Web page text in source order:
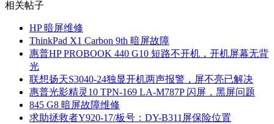
相关帖子
HP 暗屏维修
ThinkPad X1 Carbon 9th 暗屏故障
惠普HP PROBOOK 440 G10 短路不开机，开机屏幕无背
光
联想扬天S3040-24独显开机两声报警，屏不亮已解决
惠普光影精灵10 TPN-169 LA-M787P 闪屏，黑屏问题
845 G8 暗屏故障维修
求助拯救者Y920-17/板号：DY-B311屏保险位置